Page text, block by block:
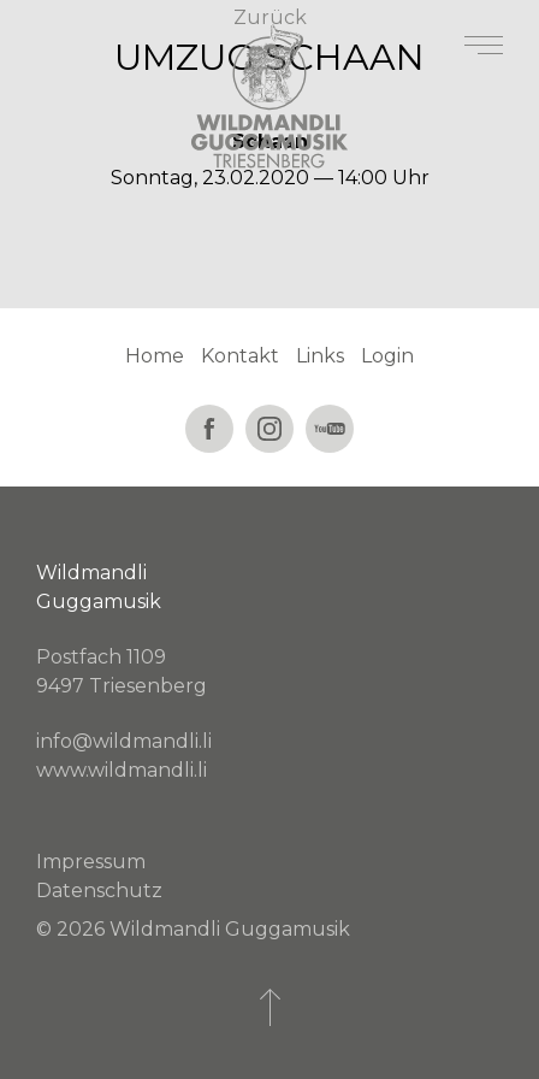
Zurück
UMZUG SCHAAN
Schaan
Sonntag, 23.02.2020 — 14:00 Uhr
Home Kontakt Links Login
Wildmandli
Guggamusik
Postfach 1109
9497 Triesenberg
info@wildmandli.li
www.wildmandli.li
Impressum
Datenschutz
© 2026 Wildmandli Guggamusik